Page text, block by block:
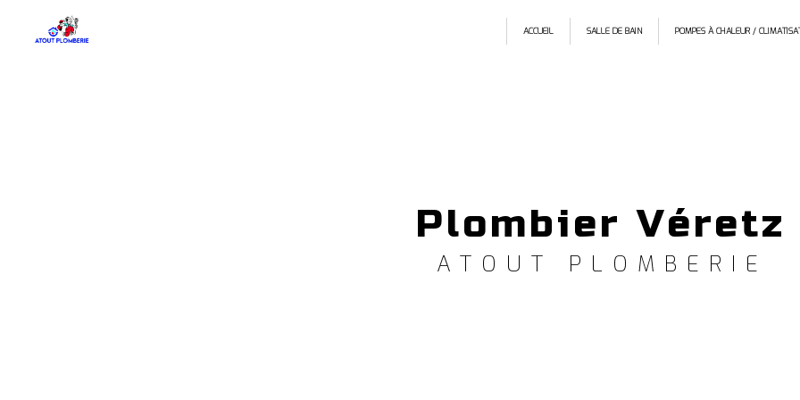
ACCUEIL SALLE DE BAIN POMPES À CHALEUR /
Plombier Véretz
ATOUT PLOMBERIE